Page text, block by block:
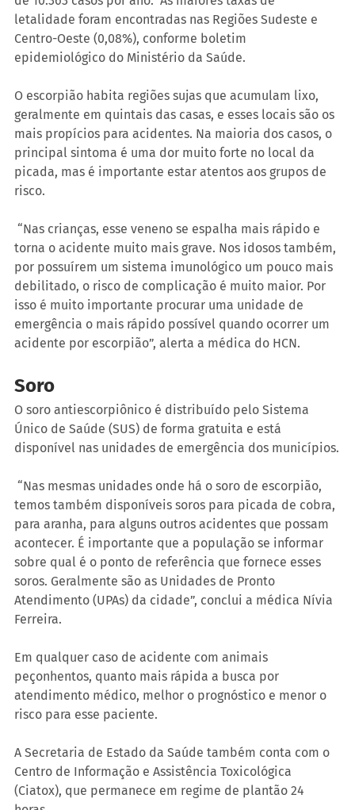
letalidade foram encontradas nas Regiões Sudeste e
Centro-Oeste (0,08%), conforme boletim
epidemiológico do Ministério da Saúde.
O escorpião habita regiões sujas que acumulam lixo,
geralmente em quintais das casas, e esses locais são os
mais propícios para acidentes. Na maioria dos casos, o
principal sintoma é uma dor muito forte no local da
picada, mas é importante estar atentos aos grupos de
risco.
torna o acidente muito mais grave. Nos idosos também,
por possuírem um sistema imunológico um pouco mais
debilitado, o risco de complicação é muito maior. Por
isso é muito importante procurar uma unidade de
emergência o mais rápido possível quando ocorrer um
acidente por escorpião”, alerta a médica do HCN.
Soro
O soro antiescorpiônico é distribuído pelo Sistema
Único de Saúde (SUS) de forma gratuita e está
disponível nas unidades de emergência dos municípios.
temos também disponíveis soros para picada de cobra,
para aranha, para alguns outros acidentes que possam
acontecer. É importante que a população se informar
sobre qual é o ponto de referência que fornece esses
soros. Geralmente são as Unidades de Pronto
Atendimento (UPAs) da cidade”, conclui a médica Nívia
Ferreira.
Em qualquer caso de acidente com animais
peçonhentos, quanto mais rápida a busca por
atendimento médico, melhor o prognóstico e menor o
risco para esse paciente.
A Secretaria de Estado da Saúde também conta com o
Centro de Informação e Assistência Toxicológica
(Ciatox), que permanece em regime de plantão 24